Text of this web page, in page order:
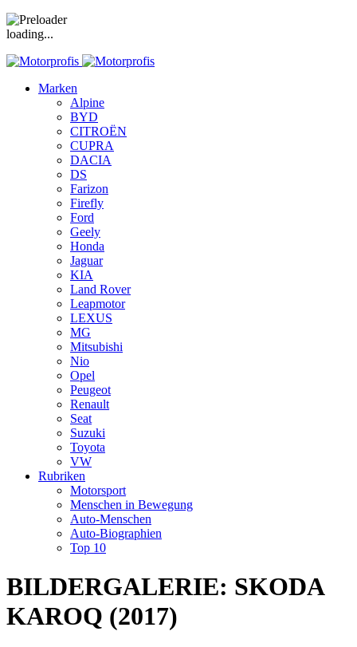
loading...
Marken
Alpine
BYD
CITROËN
CUPRA
DACIA
DS
Farizon
Firefly
Ford
Geely
Honda
Jaguar
KIA
Land Rover
Leapmotor
LEXUS
MG
Mitsubishi
Nio
Opel
Peugeot
Renault
Seat
Suzuki
Toyota
VW
Rubriken
Motorsport
Menschen in Bewegung
Auto-Menschen
Auto-Biographien
Top 10
BILDERGALERIE: SKODA
KAROQ (2017)